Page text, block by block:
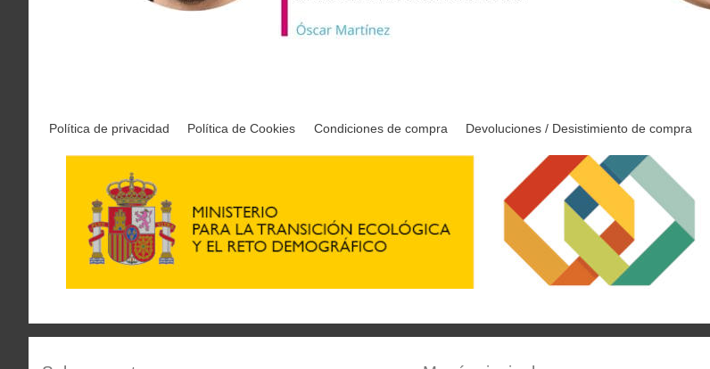
Política de privacidad Política de Cookies Condiciones de compra Devoluciones / Desistimiento de compra